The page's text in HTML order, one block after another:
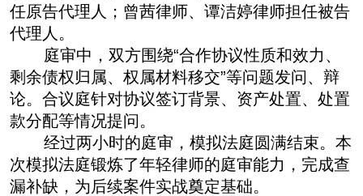
任原告代理人；曾茜律师、谭洁婷律师担任被告
代理人。
庭审中，双方围绕“合作协议性质和效力、
剩余债权归属、权属材料移交”等问题发问、辩
论。合议庭针对协议签订背景、资产处置、处置
款分配等情况提问。
经过两小时的庭审，模拟法庭圆满结束。本
次模拟法庭锻炼了年轻律师的庭审能力，完成查
漏补缺，为后续案件实战奠定基础。